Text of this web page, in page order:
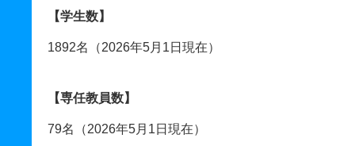
【学生数】
1892名（2026年5月1日現在）
【専任教員数】
79名（2026年5月1日現在）